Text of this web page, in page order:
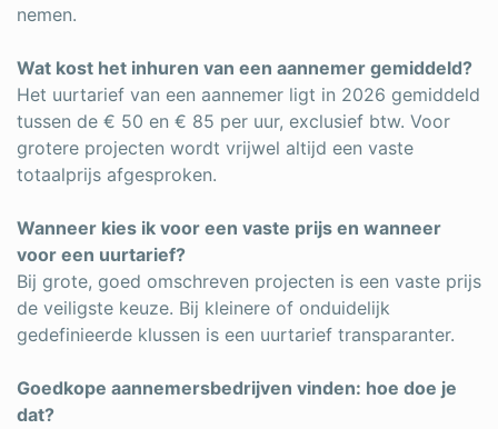
nemen.
Wat kost het inhuren van een aannemer gemiddeld?
Het uurtarief van een aannemer ligt in 2026 gemiddeld
tussen de € 50 en € 85 per uur, exclusief btw. Voor
grotere projecten wordt vrijwel altijd een vaste
totaalprijs afgesproken.
Wanneer kies ik voor een vaste prijs en wanneer
voor een uurtarief?
Bij grote, goed omschreven projecten is een vaste prijs
de veiligste keuze. Bij kleinere of onduidelijk
gedefinieerde klussen is een uurtarief transparanter.
Goedkope aannemersbedrijven vinden: hoe doe je
dat?